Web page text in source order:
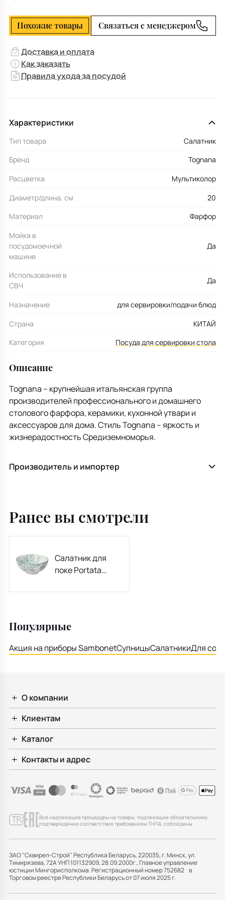
Похожие товары Связаться с менеджером
Доставка и оплата
Как заказать
Правила ухода за посудой
Характеристики
Тип товара
Салатник
Бренд
Tognana
Расцветка
Мультиколор
Диаметр/длина, см
20
Материал
Фарфор
Мойка в
посудомоечной
машине
Да
Использование в
СВЧ
Да
Назначение
для сервировки/подачи блюд
Страна
КИТАЙ
Категория
Посуда для сервировки стола
Описание
Tognana – крупнейшая итальянская группа
производителей профессионального и домашнего
столового фарфора, керамики, кухонной утвари и
аксессуаров для дома. Стиль Tognana – яркость и
жизнерадостность Средиземноморья.
Производитель и импортер
Ранее вы смотрели
Салатник для
поке Portata
синий
Популярные
Акция на приборы SambonetСупницыСалатникиДля
О компании
Клиентам
Каталог
Контакты и адрес
Все надлежащие процедуры на товары, подлежащие обязательному
подтверждению соответствия требованиям ТНПА, соблюдены
ЗАО "Сквирел-Строй" Республика Беларусь, 220035, г. Минск, ул.
Тимирязева, 72А УНП 101132909, 28.09.2000г., Главное управление
юстиции Мингорисполкома. Регистрационный номер 752682 в
Торговом реестре Республики Беларусь от 07 июля 2025 г.